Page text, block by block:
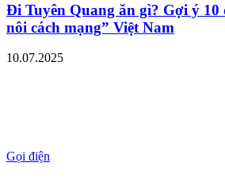
Đi Tuyên Quang ăn gì? Gợi ý 10
nôi cách mạng” Việt Nam
10.07.2025
Gọi điện